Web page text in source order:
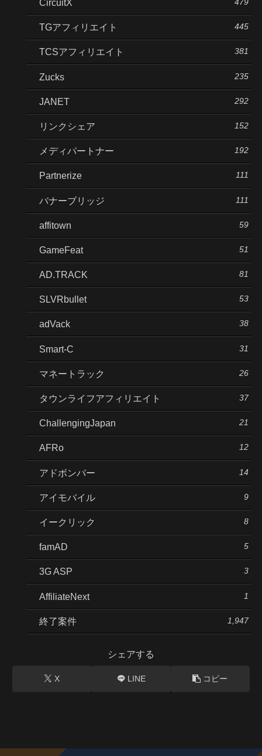
CircuitX
TGアフィリエイト 445
TCSアフィリエイト 381
Zucks 235
JANET 292
リンクシェア 152
メディパートナー 192
Partnerize 111
バナーブリッジ 111
affitown 59
GameFeat 51
AD.TRACK 81
SLVRbullet 53
adVack 38
Smart-C 31
マネートラック 26
タウンライフアフィリエイト 37
ChallengingJapan 21
AFRo 12
アドボンバー 14
アイモバイル 9
イークリック 8
famAD 5
3G ASP 3
AffiliateNext 1
終了案件 1,947
シェアする
X LINE コピー